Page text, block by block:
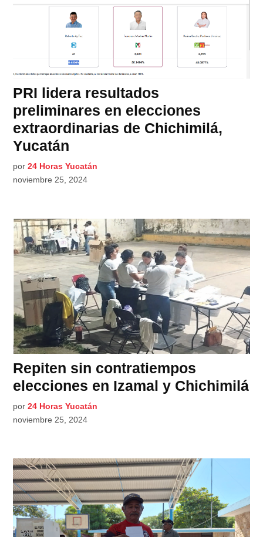
PRI lidera resultados
preliminares en elecciones
extraordinarias de Chichimilá,
Yucatán
por 24 Horas Yucatán
noviembre 25, 2024
Repiten sin contratiempos
elecciones en Izamal y Chichimilá
por 24 Horas Yucatán
noviembre 25, 2024